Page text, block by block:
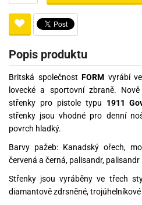
Popis produktu
Britská společnost FORM vyrábí
lovecké a sportovní zbraně.
střenky pro pistole typu 1911
střenky jsou vhodné pro denní
povrch hladký.
Barvy pažeb: Kanadský ořech,
červená a černá, palisandr, palisandr
Střenky jsou vyráběny ve třech
diamantově zdrsněné, trojúhelníkové